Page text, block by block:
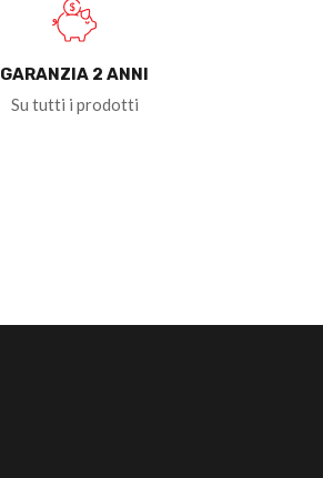
GARANZIA 2 ANNI
Su tutti i prodotti